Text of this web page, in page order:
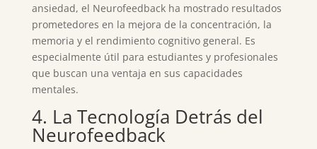
ansiedad, el Neurofeedback ha mostrado resultados
prometedores en la mejora de la concentración, la
memoria y el rendimiento cognitivo general. Es
especialmente útil para estudiantes y profesionales
que buscan una ventaja en sus capacidades
mentales.
4. La Tecnología Detrás del
Neurofeedback